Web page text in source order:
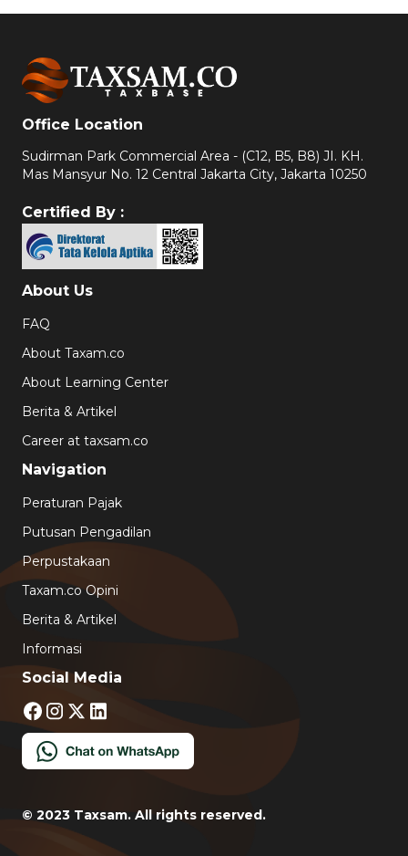
Office Location
Sudirman Park Commercial Area - (C12, B5, B8) JI. KH.
Mas Mansyur No. 12 Central Jakarta City, Jakarta 10250
Certified By :
About Us
FAQ
About Taxam.co
About Learning Center
Berita & Artikel
Career at taxsam.co
Navigation
Peraturan Pajak
Putusan Pengadilan
Perpustakaan
Taxam.co Opini
Berita & Artikel
Informasi
Social Media
© 2023 Taxsam. All rights reserved.